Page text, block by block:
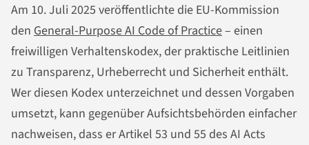
Am 10. Juli 2025 veröffentlichte die EU-Kommission
den General-Purpose AI Code of Practice– einen
freiwilligen Verhaltenskodex, der praktische Leitlinien
zu Transparenz, Urheberrecht und Sicherheit enthält.
Wer diesen Kodex unterzeichnet und dessen Vorgaben
umsetzt, kann gegenüber Aufsichtsbehörden einfacher
nachweisen, dass er Artikel 53 und 55 des AI Acts